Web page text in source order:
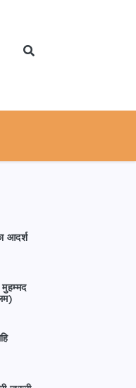
आदर्श